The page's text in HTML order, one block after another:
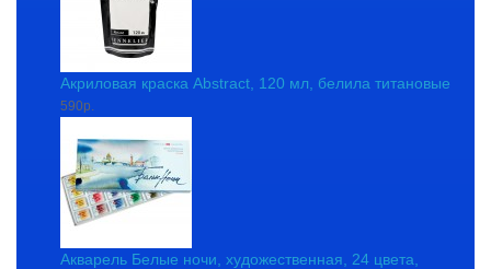
Акриловая краска Abstract, 120 мл, белила титановые
590р.
Акварель Белые ночи, художественная, 24 цвета,